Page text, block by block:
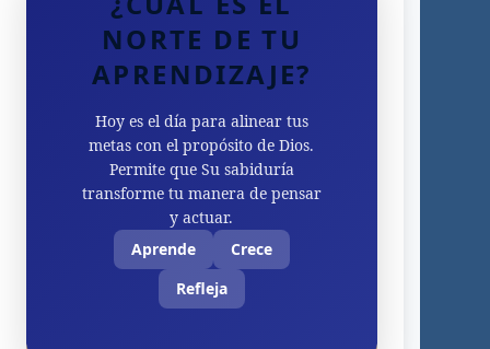
NORTE DE TU
APRENDIZAJE?
Hoy es el día para alinear tus
metas con el propósito de Dios.
Permite que Su sabiduría
transforme tu manera de pensar
y actuar.
Aprende
Crece
Refleja